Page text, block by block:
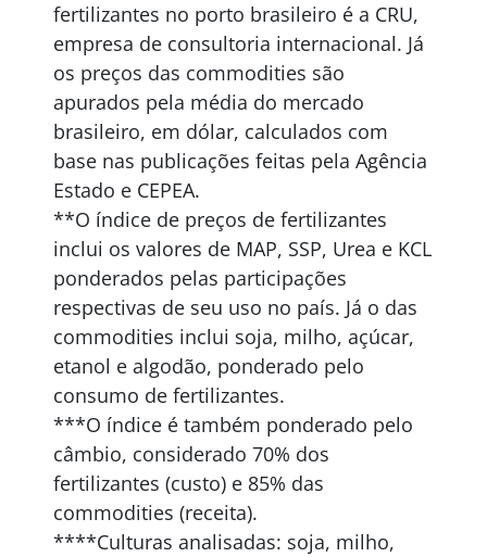
fertilizantes no porto brasileiro é a CRU,
empresa de consultoria internacional. Já
os preços das commodities são
apurados pela média do mercado
brasileiro, em dólar, calculados com
base nas publicações feitas pela Agência
Estado e CEPEA.
**O índice de preços de fertilizantes
inclui os valores de MAP, SSP, Urea e KCL
ponderados pelas participações
respectivas de seu uso no país. Já o das
commodities inclui soja, milho, açúcar,
etanol e algodão, ponderado pelo
consumo de fertilizantes.
***O índice é também ponderado pelo
câmbio, considerado 70% dos
fertilizantes (custo) e 85% das
commodities (receita).
****Culturas analisadas: soja, milho,